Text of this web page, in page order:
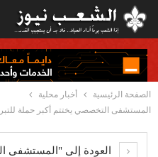
الصفحة الرئيسية
أخبار محلية
المستشفى التخصصي يختتم أكبر حملة
العودة إلى "المستشفى